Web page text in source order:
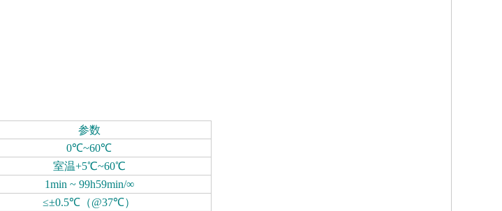
参数
0℃~60℃
室温+5℃~60℃
1min ~ 99h59min/∞
≤±0.5℃（@37℃）